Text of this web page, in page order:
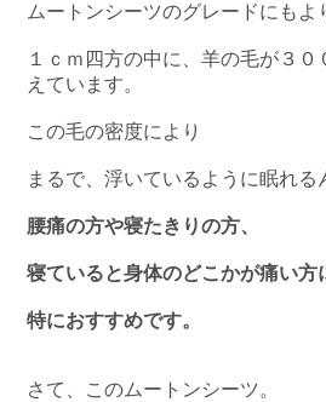
ムートンシーツのグレードにもよ
１ｃｍ四方の中に、羊の毛が３
えています。
この毛の密度により
まるで、浮いているように眠れる
腰痛の方や寝たきりの方、
寝ていると身体のどこかが痛い方
特におすすめです。
さて、このムートンシーツ。